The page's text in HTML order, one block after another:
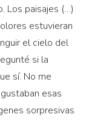
Los paisajes (…)
estuvieran
el cielo del
si la
sí. No me
esas
sorpresivas